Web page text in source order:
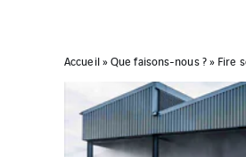
Accueil»Que faisons-nous ?» Fire